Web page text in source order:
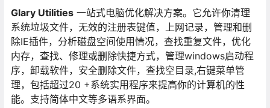
Glary Utilities 一站式电脑优化解决方案。它允许你清理
系统垃圾文件，无效的注册表键值，上网记录，管理和删
除IE插件，分析磁盘空间使用情况，查找重复文件，优化
内存，查找、修理或删除快捷方式，管理windows启动程
序，卸载软件，安全删除文件，查找空目录,右键菜单管
理，包括超过20 +系统实用程序来提高你的计算机的性
能。支持简体中文等多语系界面。